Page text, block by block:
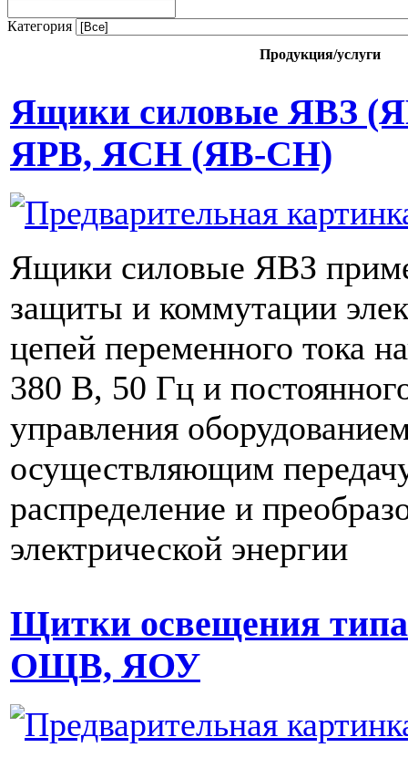
Категория
Продукция/услуги
Ящики силовые ЯВЗ
ЯРВ, ЯСН (ЯВ-СН)
Ящики силовые ЯВЗ
защиты и коммутации
цепей переменного тока
380 В, 50 Гц и
управления
осуществляющим
распределение и
электрической энергии
Щитки освещения
ОЩВ, ЯОУ